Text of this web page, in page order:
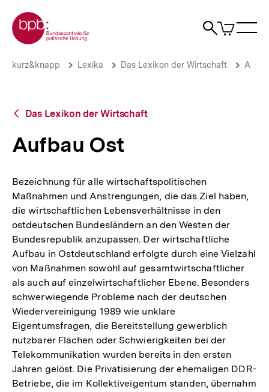
zum
Seiteninhalt
springen
Zur Startseite der bpb
Suche
Artikel
im
Aufbau
Brotkrümelnavigation
Pfadnavigation
kurz&knapp Lexika Das Lexikon der Wirtschaft A
Zurück
Übersicht
Das Lexikon der Wirtschaft
Aufbau Ost
Bezeichnung für alle wirtschaftspolitischen
Maßnahmen und Anstrengungen, die das Ziel haben,
die wirtschaftlichen Lebensverhältnisse in den
ostdeutschen Bundesländern an den Westen der
Bundesrepublik anzupassen. Der wirtschaftliche
Aufbau in Ostdeutschland erfolgte durch eine Vielzahl
von Maßnahmen sowohl auf gesamtwirtschaftlicher
als auch auf einzelwirtschaftlicher Ebene. Besonders
schwerwiegende Probleme nach der deutschen
Wiedervereinigung 1989 wie unklare
Eigentumsfragen, die Bereitstellung gewerblich
nutzbarer Flächen oder Schwierigkeiten bei der
Telekommunikation wurden bereits in den ersten
Jahren gelöst. Die Privatisierung der ehemaligen DDR-
Betriebe, die im Kollektiveigentum standen, übernahm